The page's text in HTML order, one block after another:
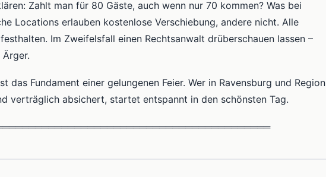
Zahlt man für 80 Gäste, auch wenn nur 70 kommen? Was bei
Locations erlauben kostenlose Verschiebung, andere nicht. Alle
Im Zweifelsfall einen Rechtsanwalt drüberschauen lassen –
das Fundament einer gelungenen Feier. Wer in Ravensburg und Region
verträglich absichert, startet entspannt in den schönsten Tag.